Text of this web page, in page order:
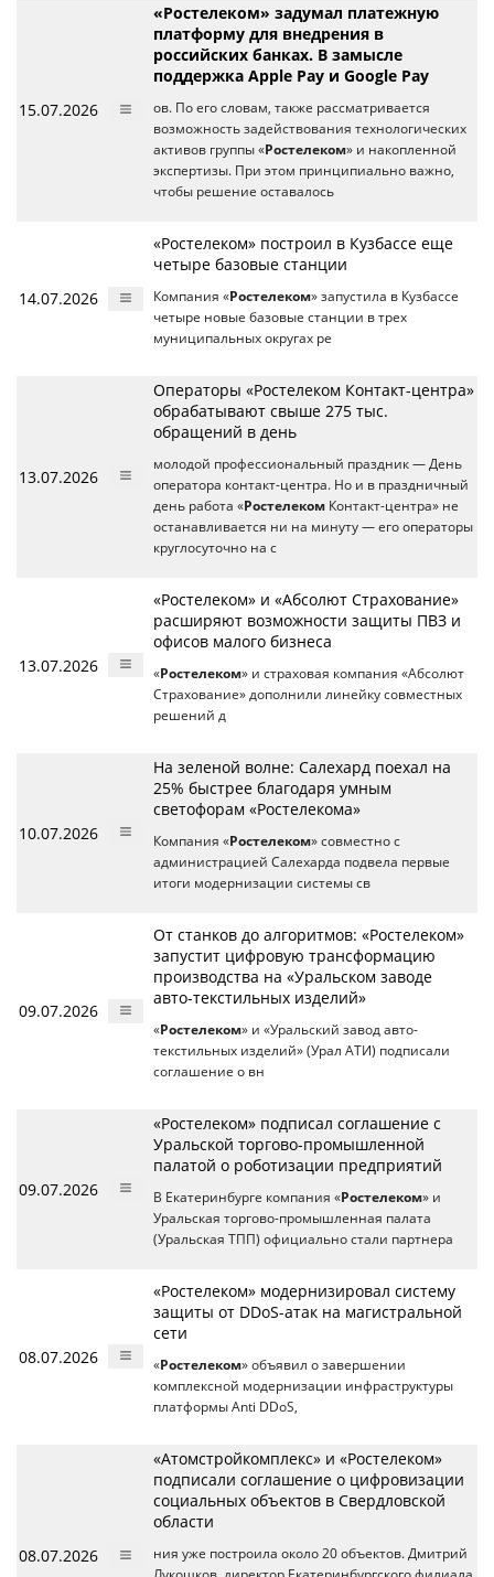
15.07.2026
«Ростелеком» задумал платежную
платформу для внедрения в
российских банках. В замысле
поддержка Apple Pay и Google Pay
ов. По его словам, также рассматривается
возможность задействования технологических
активов группы «Ростелеком» и накопленной
экспертизы. При этом принципиально важно,
чтобы решение оставалось
14.07.2026
«Ростелеком» построил в Кузбассе еще
четыре базовые станции
Компания «Ростелеком» запустила в Кузбассе
четыре новые базовые станции в трех
муниципальных округах ре
13.07.2026
Операторы «Ростелеком Контакт-центра»
обрабатывают свыше 275 тыс.
обращений в день
молодой профессиональный праздник — День
оператора контакт-центра. Но и в праздничный
день работа «Ростелеком Контакт-центра» не
останавливается ни на минуту — его операторы
круглосуточно на с
13.07.2026
«Ростелеком» и «Абсолют Страхование»
расширяют возможности защиты ПВЗ и
офисов малого бизнеса
«Ростелеком» и страховая компания «Абсолют
Страхование» дополнили линейку совместных
решений д
10.07.2026
На зеленой волне: Салехард поехал на
25% быстрее благодаря умным
светофорам «Ростелекома»
Компания «Ростелеком» совместно с
администрацией Салехарда подвела первые
итоги модернизации системы св
09.07.2026
От станков до алгоритмов: «Ростелеком»
запустит цифровую трансформацию
производства на «Уральском заводе
авто-текстильных изделий»
«Ростелеком» и «Уральский завод авто-
текстильных изделий» (Урал АТИ) подписали
соглашение о вн
09.07.2026
«Ростелеком» подписал соглашение с
Уральской торгово-промышленной
палатой о роботизации предприятий
В Екатеринбурге компания «Ростелеком» и
Уральская торгово-промышленная палата
(Уральская ТПП) официально стали партнера
08.07.2026
«Ростелеком» модернизировал систему
защиты от DDoS-атак на магистральной
сети
«Ростелеком» объявил о завершении
комплексной модернизации инфраструктуры
платформы Anti DDoS,
08.07.2026
«Атомстройкомплекс» и «Ростелеком»
подписали соглашение о цифровизации
социальных объектов в Свердловской
области
ния уже построила около 20 объектов. Дмитрий